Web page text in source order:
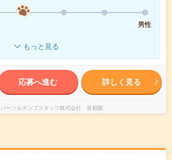
男性
もっと見る
応募へ進む 詳しく見る
パーソルテンプスタッフ株式会社 首都圏